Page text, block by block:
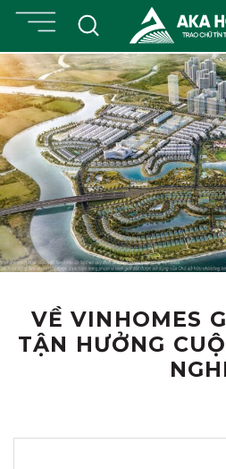
Skip
content
VỀ VINHOMES
TẬN HƯỞNG